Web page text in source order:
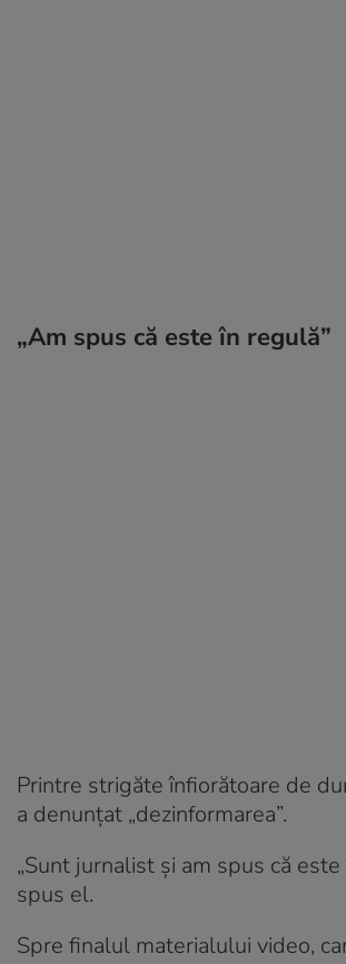
„Am spus că este în regulă”
Printre strigăte înfiorătoare de
a denunțat „dezinformarea”.
„Sunt jurnalist și am spus că este
spus el.
Spre finalul materialului video,